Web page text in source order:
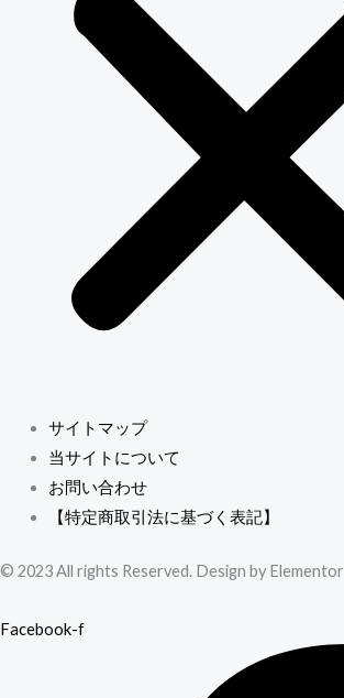
サイトマップ
当サイトについて
お問い合わせ
【特定商取引法に基づく表記】
© 2023 All rights Reserved. Design by Elementor
Facebook-f